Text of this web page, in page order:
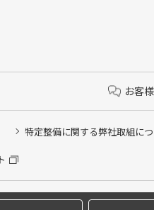
お客
特定整備に関する弊社取組に
Reserved.